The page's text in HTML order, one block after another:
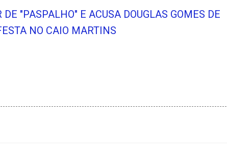
"PASPALHO" E ACUSA DOUGLAS GOMES DE
NO CAIO MARTINS